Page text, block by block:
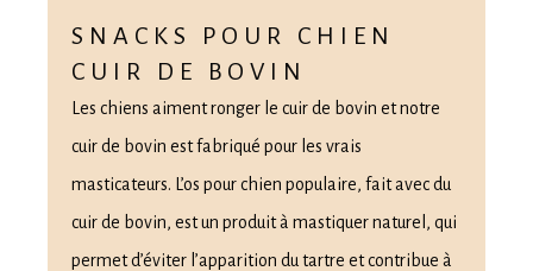
SNACKS POUR CHIEN
CUIR DE BOVIN
Les chiens aiment ronger le cuir de bovin et notre
cuir de bovin est fabriqué pour les vrais
masticateurs. L’os pour chien populaire, fait avec du
cuir de bovin, est un produit à mastiquer naturel, qui
permet d’éviter l’apparition du tartre et contribue à